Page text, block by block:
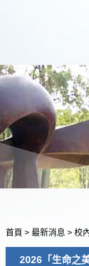
首頁 > 最新消息 > 校
2026「生命之